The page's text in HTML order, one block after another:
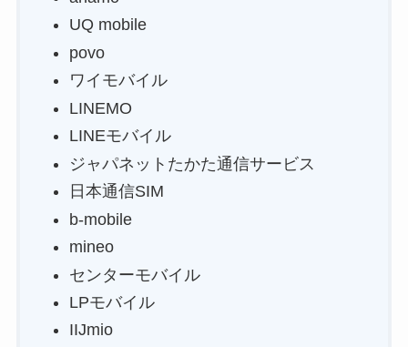
UQ mobile
povo
ワイモバイル
LINEMO
LINEモバイル
ジャパネットたかた通信サービス
日本通信SIM
b-mobile
mineo
センターモバイル
LPモバイル
IIJmio